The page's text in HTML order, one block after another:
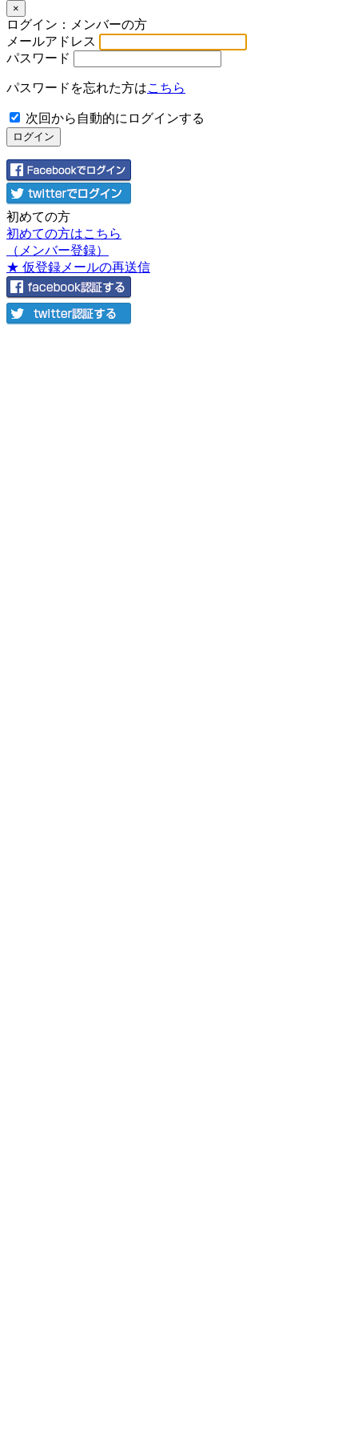
×
ログイン：メンバーの方
メールアドレス
パスワード
パスワードを忘れた方はこちら
次回から自動的にログインする
初めての方
初めての方はこちら
（メンバー登録）
★ 仮登録メールの再送信